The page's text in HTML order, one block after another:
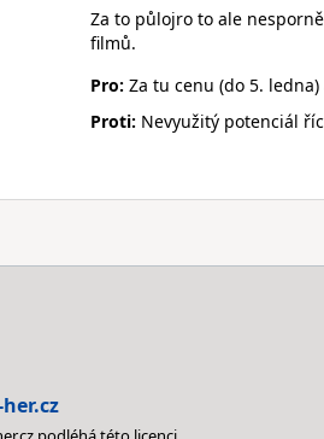
Za to půlojro to ale
filmů.
Pro: Za tu cenu (do 5.
Proti: Nevyužitý potenciál